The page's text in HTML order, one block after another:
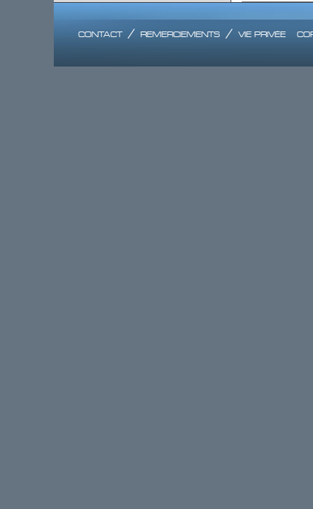
contact/ remerciements / vie privée